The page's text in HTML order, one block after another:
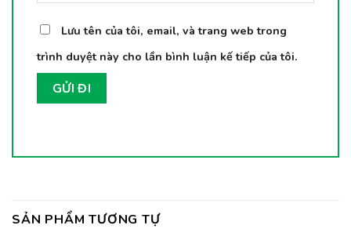
Lưu tên của tôi, email, và trang web trong
trình duyệt này cho lần bình luận kế tiếp của tôi.
SẢN PHẨM TƯƠNG TỰ